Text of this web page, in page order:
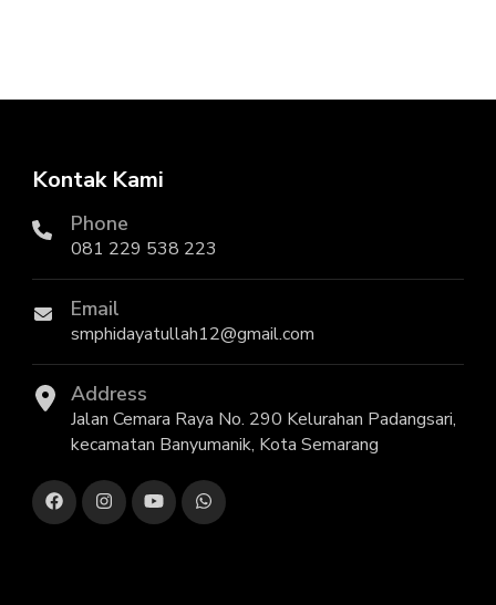
Kontak Kami
Phone
081 229 538 223
Email
smphidayatullah12@gmail.com
Address
Jalan Cemara Raya No. 290 Kelurahan Padangsari,
kecamatan Banyumanik, Kota Semarang